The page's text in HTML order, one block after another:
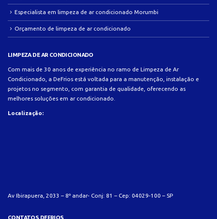
Especialista em limpeza de ar condicionado Morumbi
Orçamento de limpeza de ar condicionado
LIMPEZA DE AR CONDICIONADO
Com mais de 30 anos de experiência no ramo de Limpeza de Ar
Condicionado, a DeFrios está voltada para a manutenção, instalação e
projetos no segmento, com garantia de qualidade, oferecendo as
melhores soluções em ar condicionado.
Localização:
Av Ibirapuera, 2033 – 8º andar- Conj: 81 – Cep: 04029-100 – SP
CONTATOS DEFRIOS